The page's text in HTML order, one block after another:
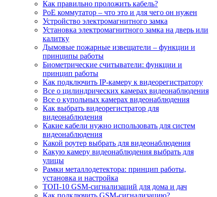
Как правильно проложить кабель?
PoE коммутатор – что это и для чего он нужен
Устройство электромагнитного замка
Установка электромагнитного замка на дверь или
калитку
Дымовые пожарные извещатели – функции и
принципы работы
Биометрические считыватели: функции и
принцип работы
Как подключить IP-камеру к видеорегистратору
Все о цилиндрических камерах видеонаблюдения
Все о купольных камерах видеонаблюдения
Как выбрать видеорегистратор для
видеонаблюдения
Какие кабели нужно использовать для систем
видеонаблюдения
Какой роутер выбрать для видеонаблюдения
Какую камеру видеонаблюдения выбрать для
улицы
Рамки металлодетектора: принцип работы,
установка и настройка
ТОП-10 GSM-сигнализаций для дома и дач
Как подключить GSM-сигнализацию?